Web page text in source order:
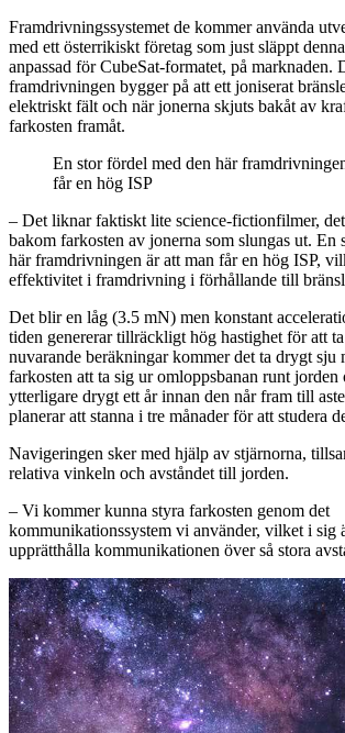
Framdrivningssystemet de kommer använda
med ett österrikiskt företag som just släppt
anpassad för CubeSat-formatet, på marknaden.
framdrivningen bygger på att ett joniserat
elektriskt fält och när jonerna skjuts bakåt av
farkosten framåt.
En stor fördel med den här
får en hög ISP
– Det liknar faktiskt lite science-fictionfilmer,
bakom farkosten av jonerna som slungas ut. En
här framdrivningen är att man får en hög ISP,
effektivitet i framdrivning i förhållande till
Det blir en låg (3.5 mN) men konstant
tiden genererar tillräckligt hög hastighet för att
nuvarande beräkningar kommer det ta drygt sju
farkosten att ta sig ur omloppsbanan runt jorden
ytterligare drygt ett år innan den når fram till
planerar att stanna i tre månader för att studera
Navigeringen sker med hjälp av stjärnorna,
relativa vinkeln och avståndet till jorden.
– Vi kommer kunna styra farkosten genom det
kommunikationssystem vi använder, vilket i sig
upprätthålla kommunikationen över så stora